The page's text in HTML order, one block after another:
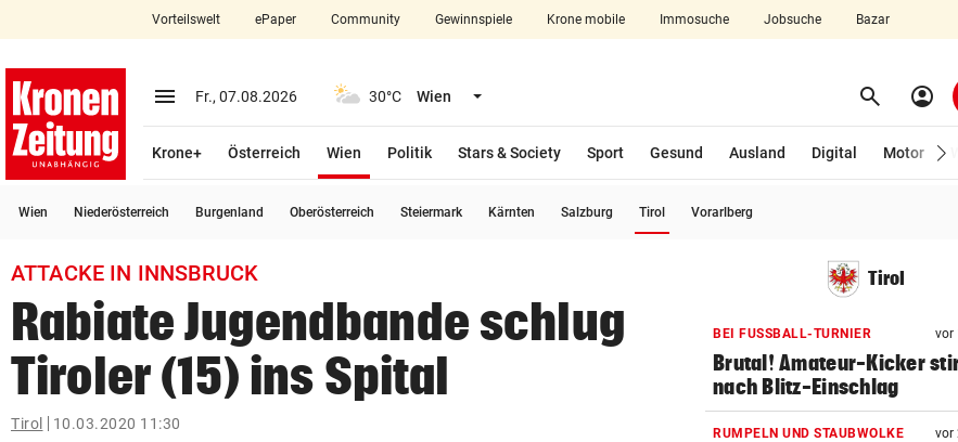
closeSchließen
account_circle Anmelden
arrow_right
bookmark
search
Suchbegriff
eingeben
Vorteilswelt ePaper Community Gewinnspiele Krone mobile Immosuche Jobsuche Bazar
menu Menü aufklappen
Fr., 07.08.2026 30°C Wien Menü aufklappen search Suchen
account_circle
Krone+ Österreich Wien
Politik
Stars & Society Sport Gesund Ausland Digital Motor
Wien Niederösterreich Burgenland Oberösterreich Steiermark Kärnten Salzburg Tirol Vorarlberg
ATTACKE IN INNSBRUCK
Rabiate Jugendbande schlug
Tiroler (15) ins Spital
Tirol 10.03.2020 11:30
Tirol
BEI FUSSBALL-TURNIER vor
Brutal! Amateur-Kicker
nach Blitz-Einschlag
RUMPELN UND STAUBWOLKE vor